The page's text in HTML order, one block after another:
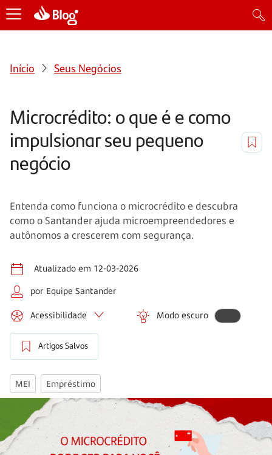
Início Seus Negócios
Microcrédito: o que é e como
impulsionar seu pequeno
negócio
Entenda como funciona o microcrédito e descubra
como o Santander ajuda microempreendedores e
autônomos a crescerem com segurança.
Atualizado em 12-03-2026
por Equipe Santander
Acessibilidade Modo escuro
Artigos Salvos
MEI Empréstimo